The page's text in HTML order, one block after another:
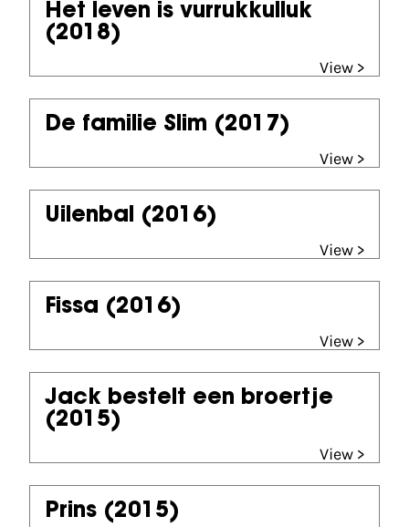
Het leven is vurrukkulluk
(2018)
View >
De familie Slim (2017)
View >
Uilenbal (2016)
View >
Fissa (2016)
View >
Jack bestelt een broertje
(2015)
View >
Prins (2015)